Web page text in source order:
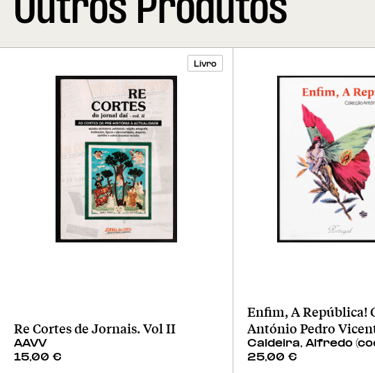
Outros Produtos
Livro
Re Cortes de Jornais. Vol II
AAVV
15,00 €
Enfim, A República!
António Pedro
Caldeira, Alfredo
25,00 €